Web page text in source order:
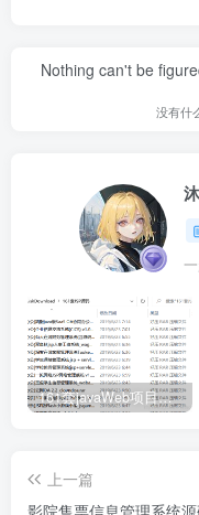
Nothing can't be
没有什
161套javaWeb项目源码免费分享
上一篇